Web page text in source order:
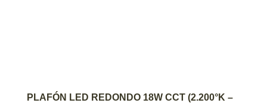
AGREGAR AL CARRITO
PLAFÓN LED REDONDO 18W CCT (2.200°K –